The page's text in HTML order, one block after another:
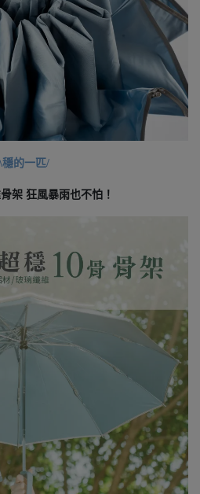
\穩的一匹/
架 狂風暴雨也不怕！